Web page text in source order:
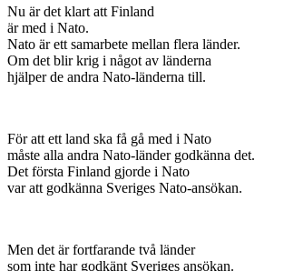
Nu är det klart att Finland
är med i Nato.
Nato är ett samarbete mellan flera länder.
Om det blir krig i något av länderna
hjälper de andra Nato-länderna till.
För att ett land ska få gå med i Nato
måste alla andra Nato-länder godkänna det.
Det första Finland gjorde i Nato
var att godkänna Sveriges Nato-ansökan.
Men det är fortfarande två länder
som inte har godkänt Sveriges ansökan.